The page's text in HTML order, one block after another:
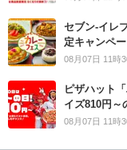
セブン‐イレ
定キャンペ
08月07日 11時
ピザハット
イズ810円～
08月07日 11時